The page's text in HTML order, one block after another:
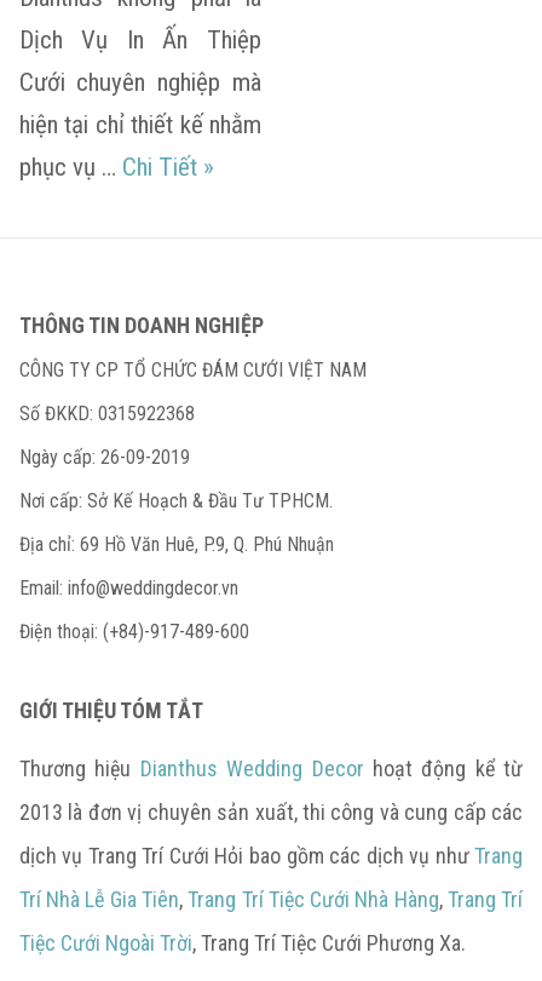
Dịch Vụ In Ấn Thiệp
Cưới chuyên nghiệp mà
hiện tại chỉ thiết kế nhằm
phục vụ … Chi Tiết Hướng dẫn quy trình làm và in
»
THÔNG TIN DOANH NGHIỆP
CÔNG TY CP TỔ CHỨC ĐÁM CƯỚI VIỆT NAM
Số ĐKKD: 0315922368
Ngày cấp: 26-09-2019
Nơi cấp: Sở Kế Hoạch & Đầu Tư TPHCM.
Địa chỉ: 69 Hồ Văn Huê, P.9, Q. Phú Nhuận
Email: info@weddingdecor.vn
Điện thoại: (+84)-917-489-600
GIỚI THIỆU TÓM TẮT
Thương hiệu Dianthus Wedding Decor hoạt động kể từ
2013 là đơn vị chuyên sản xuất, thi công và cung cấp các
dịch vụ Trang Trí Cưới Hỏi bao gồm các dịch vụ nhưTrang
Trí Nhà Lễ Gia Tiên,Trang Trí Tiệc Cưới Nhà Hàng,Trang Trí
Tiệc Cưới Ngoài Trời, Trang Trí Tiệc Cưới Phương Xa.